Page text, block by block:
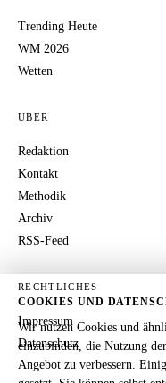
Trending Heute
WM 2026
Wetten
ÜBER
Redaktion
Kontakt
Methodik
Archiv
RSS-Feed
RECHTLICHES
Impressum
Datenschutz
COOKIES UND
Wir nutzen Cookies und
einzubinden, die Nutzung
Angebot zu verbessern.